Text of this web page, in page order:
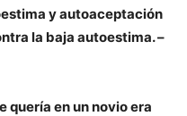
y autoaceptación
la baja autoestima. –
quería en un novio era